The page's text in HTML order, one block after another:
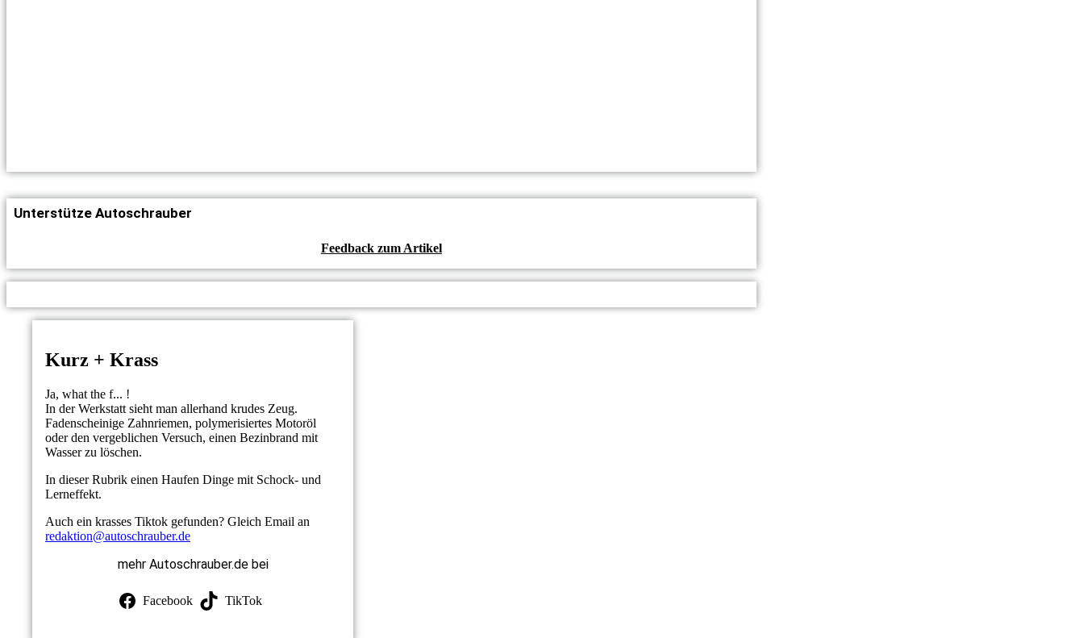
Unterstütze Autoschrauber
Feedback zum Artikel
Kurz + Krass
Ja, what the f... !
In der Werkstatt sieht man allerhand krudes Zeug.
Fadenscheinige Zahnriemen, polymerisiertes Motoröl
oder den vergeblichen Versuch, einen Bezinbrand mit
Wasser zu löschen.
In dieser Rubrik einen Haufen Dinge mit Schock- und
Lerneffekt.
Auch ein krasses Tiktok gefunden? Gleich Email an
redaktion@autoschrauber.de
mehr Autoschrauber.de bei
Facebook TikTok